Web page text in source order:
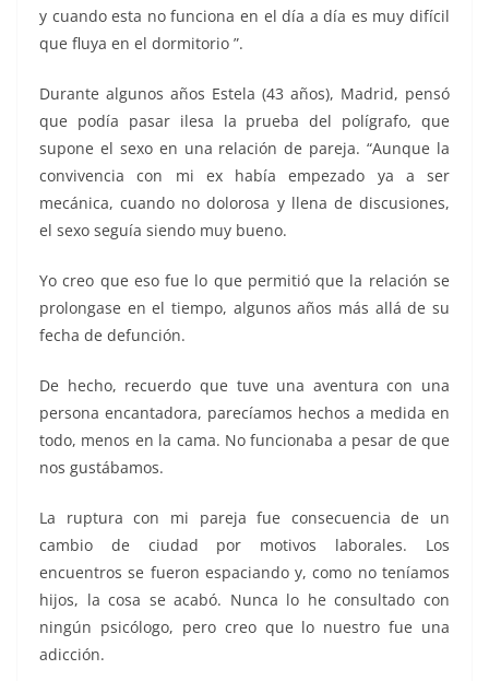
y cuando esta no funciona en el día a día es muy difícil
que fluya en el dormitorio ”.
Durante algunos años Estela (43 años), Madrid, pensó
que podía pasar ilesa la prueba del polígrafo, que
supone el sexo en una relación de pareja. “Aunque la
convivencia con mi ex había empezado ya a ser
mecánica, cuando no dolorosa y llena de discusiones,
el sexo seguía siendo muy bueno.
Yo creo que eso fue lo que permitió que la relación se
prolongase en el tiempo, algunos años más allá de su
fecha de defunción.
De hecho, recuerdo que tuve una aventura con una
persona encantadora, parecíamos hechos a medida en
todo, menos en la cama. No funcionaba a pesar de que
nos gustábamos.
La ruptura con mi pareja fue consecuencia de un
cambio de ciudad por motivos laborales. Los
encuentros se fueron espaciando y, como no teníamos
hijos, la cosa se acabó. Nunca lo he consultado con
ningún psicólogo, pero creo que lo nuestro fue una
adicción.